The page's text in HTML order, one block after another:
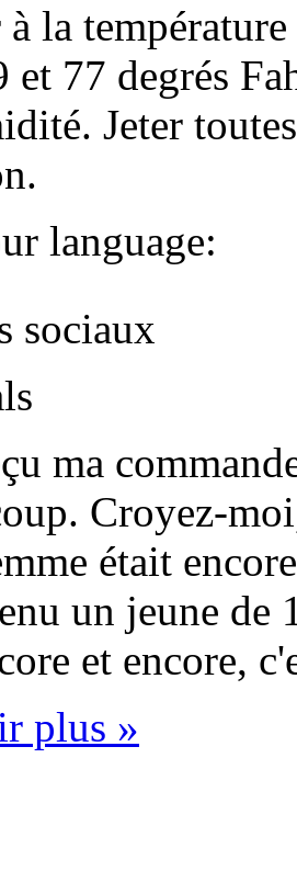
la
et 77 degrés
Jeter
language:
sociaux
ma
Croyez-
était
un jeune de
et encore,
plus »